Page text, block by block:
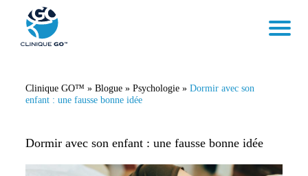
Clinique GO™ » Blogue » Psychologie » Dormir avec son
enfant : une fausse bonne idée
Dormir avec son enfant : une fausse bonne idée